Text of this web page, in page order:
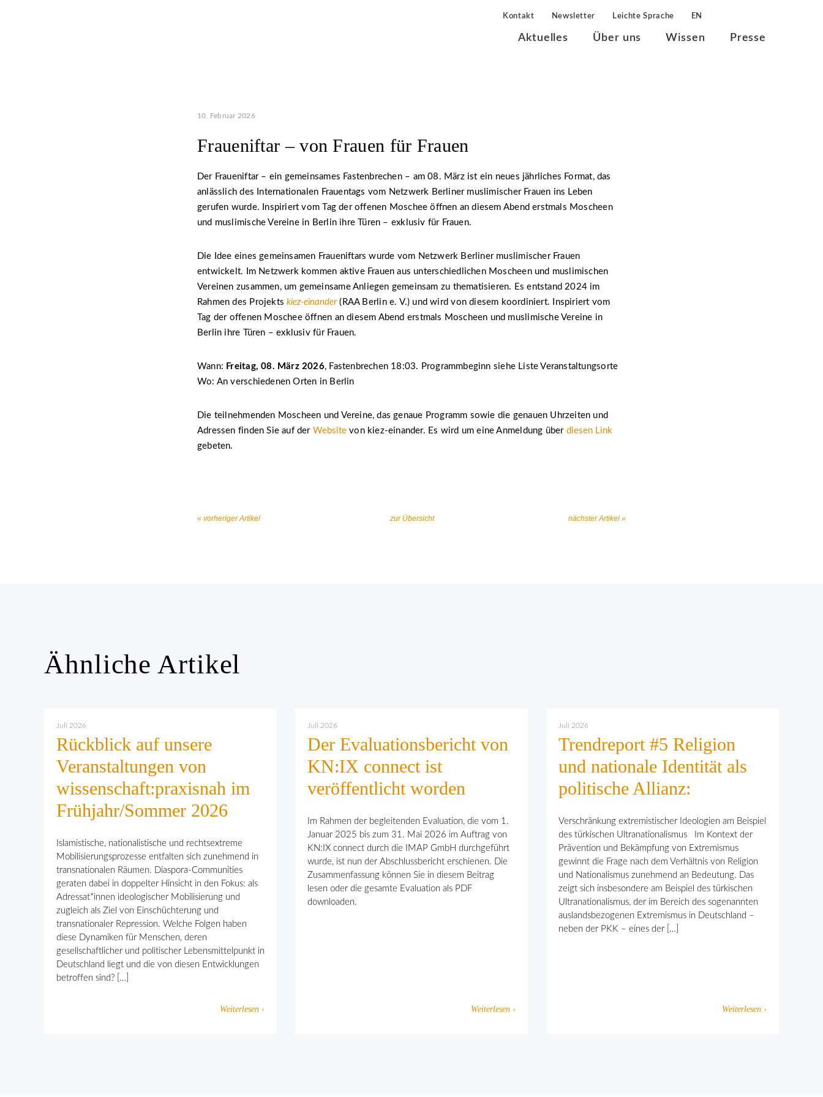
Kontakt Newsletter Leichte Sprache EN
Aktuelles Über uns Wissen Presse
10. Februar 2026
Fraueniftar – von Frauen für Frauen
Der Fraueniftar – ein gemeinsames Fastenbrechen – am 08. März ist ein neues jährliches Format, das
anlässlich des Internationalen Frauentags vom Netzwerk Berliner muslimischer Frauen ins Leben
gerufen wurde. Inspiriert vom Tag der offenen Moschee öffnen an diesem Abend erstmals Moscheen
und muslimische Vereine in Berlin ihre Türen – exklusiv für Frauen.
Die Idee eines gemeinsamen Fraueniftars wurde vom Netzwerk Berliner muslimischer Frauen
entwickelt. Im Netzwerk kommen aktive Frauen aus unterschiedlichen Moscheen und muslimischen
Vereinen zusammen, um gemeinsame Anliegen gemeinsam zu thematisieren. Es entstand 2024 im
Rahmen des Projektskiez-einander(RAA Berlin e. V.) und wird von diesem koordiniert. Inspiriert vom
Tag der offenen Moschee öffnen an diesem Abend erstmals Moscheen und muslimische Vereine in
Berlin ihre Türen – exklusiv für Frauen.
Wann: Freitag, 08. März 2026, Fastenbrechen 18:03. Programmbeginn siehe Liste Veranstaltungsorte
Wo: An verschiedenen Orten in Berlin
Die teilnehmenden Moscheen und Vereine, das genaue Programm sowie die genauen Uhrzeiten und
Adressen finden Sie auf der Websitevon kiez-einander. Es wird um eine Anmeldung über diesen Link
gebeten.
« vorheriger Artikel zur Übersicht nächster Artikel »
Ähnliche Artikel
Juli 2026
Rückblick auf unsere
Veranstaltungen von
wissenschaft:praxisnah im
Frühjahr/Sommer 2026
Islamistische, nationalistische und rechtsextreme
Mobilisierungsprozesse entfalten sich zunehmend in
transnationalen Räumen. Diaspora-Communities
geraten dabei in doppelter Hinsicht in den Fokus: als
Adressat*innen ideologischer Mobilisierung und
zugleich als Ziel von Einschüchterung und
transnationaler Repression. Welche Folgen haben
diese Dynamiken für Menschen, deren
gesellschaftlicher und politischer Lebensmittelpunkt in
Deutschland liegt und die von diesen Entwicklungen
betroffen sind? […]
Weiterlesen ›
Juli 2026
Der Evaluationsbericht von
KN:IX connect ist
veröffentlicht worden
Im Rahmen der begleitenden Evaluation, die vom 1.
Januar 2025 bis zum 31. Mai 2026 im Auftrag von
KN:IX connect durch die IMAP GmbH durchgeführt
wurde, ist nun der Abschlussbericht erschienen. Die
Zusammenfassung können Sie in diesem Beitrag
lesen oder die gesamte Evaluation als PDF
downloaden.
Weiterlesen ›
Juli 2026
Trendreport #5 Religion
und nationale Identität als
politische Allianz:
Verschränkung extremistischer Ideologien am Beispiel
des türkischen Ultranationalismus Im Kontext der
Prävention und Bekämpfung von Extremismus
gewinnt die Frage nach dem Verhält­nis von Religion
und Nationalismus zunehmend an Bedeutung. Das
zeigt sich insbesondere am Beispiel des türkischen
Ultranationalismus, der im Bereich des sogenannten
auslandsbezogenen Extremismus in Deutschland –
neben der PKK – eines der […]
Weiterlesen ›